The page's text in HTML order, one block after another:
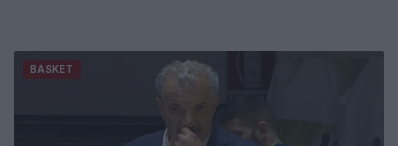
BASKET